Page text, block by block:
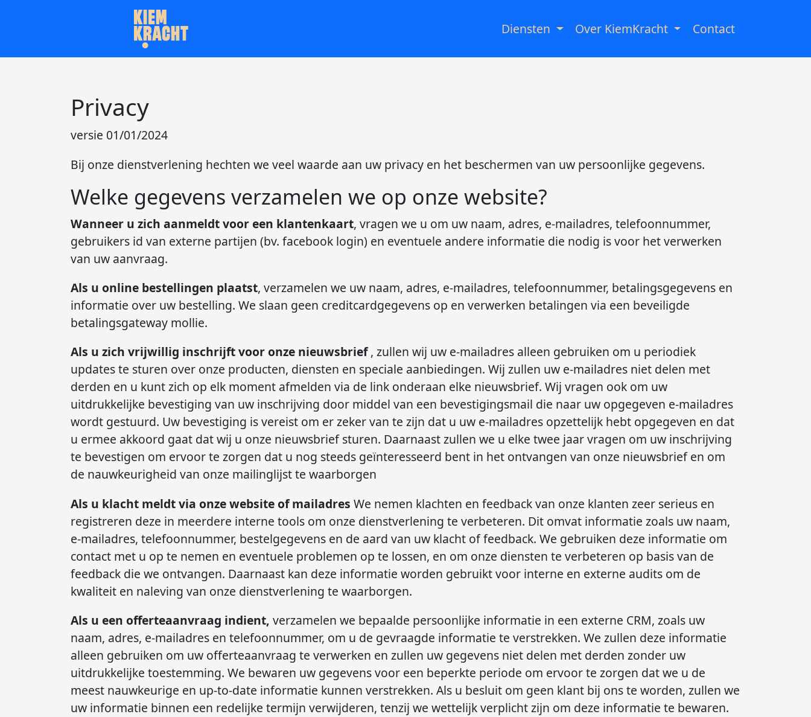
Diensten Over KiemKracht Contact
Privacy
versie 01/01/2024
Bij onze dienstverlening hechten we veel waarde aan uw privacy en het beschermen van uw persoonlijke gegevens.
Welke gegevens verzamelen we op onze website?
Wanneer u zich aanmeldt voor een klantenkaart, vragen we u om uw naam, adres, e-mailadres, telefoonnummer,
gebruikers id van externe partijen (bv. facebook login) en eventuele andere informatie die nodig is voor het verwerken
van uw aanvraag.
Als u online bestellingen plaatst, verzamelen we uw naam, adres, e-mailadres, telefoonnummer, betalingsgegevens en
informatie over uw bestelling. We slaan geen creditcardgegevens op en verwerken betalingen via een beveiligde
betalingsgateway mollie.
Als u zich vrijwillig inschrijft voor onze nieuwsbrief, zullen wij uw e-mailadres alleen gebruiken om u periodiek
updates te sturen over onze producten, diensten en speciale aanbiedingen. Wij zullen uw e-mailadres niet delen met
derden en u kunt zich op elk moment afmelden via de link onderaan elke nieuwsbrief. Wij vragen ook om uw
uitdrukkelijke bevestiging van uw inschrijving door middel van een bevestigingsmail die naar uw opgegeven e-mailadres
wordt gestuurd. Uw bevestiging is vereist om er zeker van te zijn dat u uw e-mailadres opzettelijk hebt opgegeven en dat
u ermee akkoord gaat dat wij u onze nieuwsbrief sturen. Daarnaast zullen we u elke twee jaar vragen om uw inschrijving
te bevestigen om ervoor te zorgen dat u nog steeds geïnteresseerd bent in het ontvangen van onze nieuwsbrief en om
de nauwkeurigheid van onze mailinglijst te waarborgen
Als u klacht meldt via onze website of mailadres We nemen klachten en feedback van onze klanten zeer serieus en
registreren deze in meerdere interne tools om onze dienstverlening te verbeteren. Dit omvat informatie zoals uw naam,
e-mailadres, telefoonnummer, bestelgegevens en de aard van uw klacht of feedback. We gebruiken deze informatie om
contact met u op te nemen en eventuele problemen op te lossen, en om onze diensten te verbeteren op basis van de
feedback die we ontvangen. Daarnaast kan deze informatie worden gebruikt voor interne en externe audits om de
kwaliteit en naleving van onze dienstverlening te waarborgen.
Als u een offerteaanvraag indient, verzamelen we bepaalde persoonlijke informatie in een externe CRM, zoals uw
naam, adres, e-mailadres en telefoonnummer, om u de gevraagde informatie te verstrekken. We zullen deze informatie
alleen gebruiken om uw offerteaanvraag te verwerken en zullen uw gegevens niet delen met derden zonder uw
uitdrukkelijke toestemming. We bewaren uw gegevens voor een beperkte periode om ervoor te zorgen dat we u de
meest nauwkeurige en up-to-date informatie kunnen verstrekken. Als u besluit om geen klant bij ons te worden, zullen we
uw informatie binnen een redelijke termijn verwijderen, tenzij we wettelijk verplicht zijn om deze informatie te bewaren.